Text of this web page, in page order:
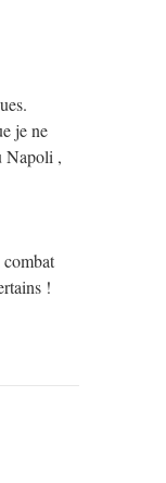
je ne
Napoli ,
combat
!